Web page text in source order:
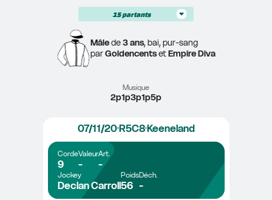
15 partants
Mâle de 3 ans, bai, pur-sang
par Goldencents et Empire Diva
Musique
2p1p3p1p5p
07/11/20R5C8Keeneland
Corde
9
Valeur
-
Art.
-
Jockey
Declan Carroll
Poids
56
Déch.
-